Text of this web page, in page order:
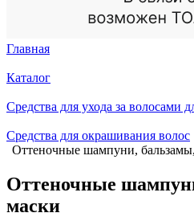
Главная
Каталог
Средства для ухода за волосами
Средства для окрашивания волос
Оттеночные шампуни,
Оттеночные
маски